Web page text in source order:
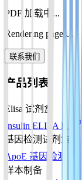
PDF 加载中...
Rendering pages...
联系我们
产品列表
Elisa 试剂盒
Insulin ELISA Kit
基因检测试剂盒
ApoE 基因检测
样本制备